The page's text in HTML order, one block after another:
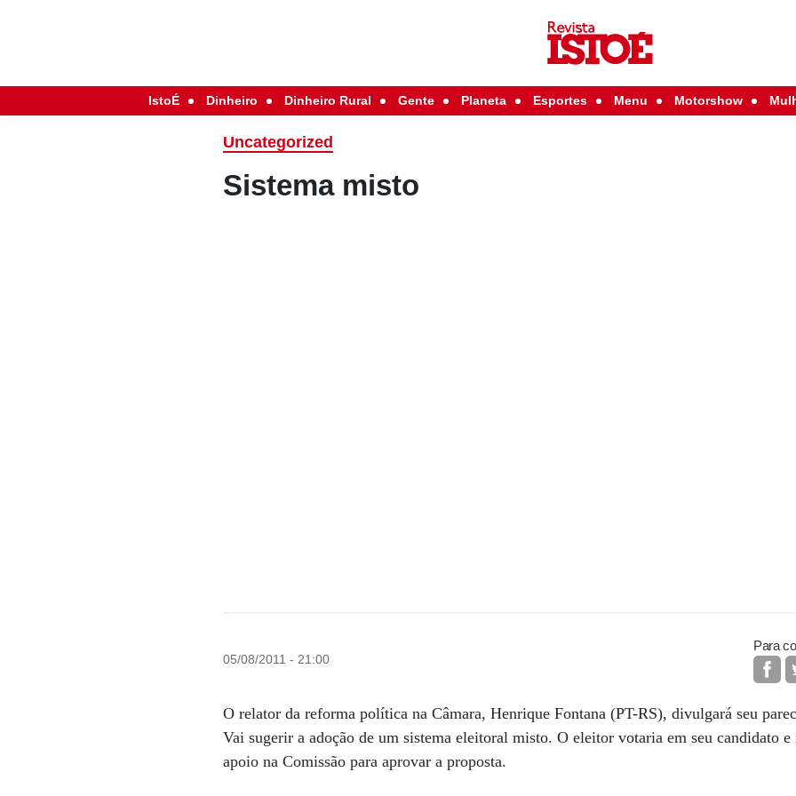
IstoÉ Dinheiro Dinheiro Rural Gente Planeta Esportes Menu Motorshow
Uncategorized
Sistema misto
05/08/2011 - 21:00
Para
O relator da reforma política na Câmara, ­Henrique Fontana (PT-RS), divulgará seu
Vai sugerir a adoção de um sistema eleitoral misto. O eleitor votaria em seu candidato
apoio na Comissão para aprovar a proposta.